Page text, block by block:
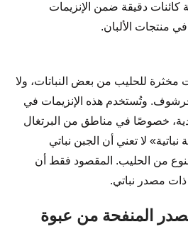
كائنات دقيقة ضمن الإنزيمات
منتجات الألبان.
للحليب من بعض النباتات، ولا
وتُستخدم هذه الإنزيمات في
خصوصًا في مناطق من البرتغال
لا تعني أن الجبن نباتي
من الحليب. المقصود فقط أن
ذات مصدر نباتي.
المنفحة من عبوة